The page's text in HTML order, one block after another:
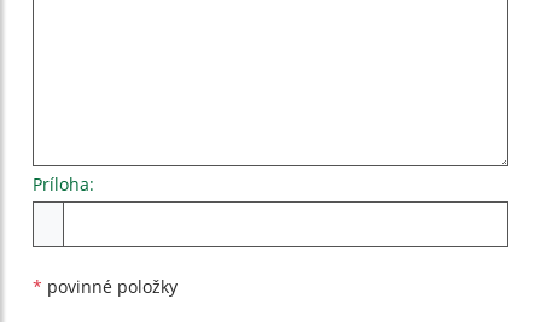
Príloha:
* povinné položky